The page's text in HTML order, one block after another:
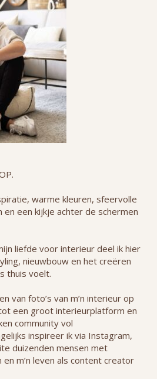
warme kleuren, sfeervolle
een kijkje achter de schermen
liefde voor interieur deel ik hier
nieuwbouw en het creëren
thuis voelt.
van foto’s van m’n interieur op
een groot interieurplatform en
community vol
inspireer ik via Instagram,
duizenden mensen met
m’n leven als content creator